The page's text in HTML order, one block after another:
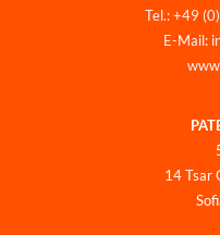
Tel.: +49
E-Mail:
14 Tsar